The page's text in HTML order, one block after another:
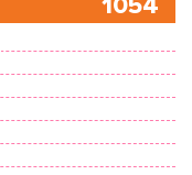
1054